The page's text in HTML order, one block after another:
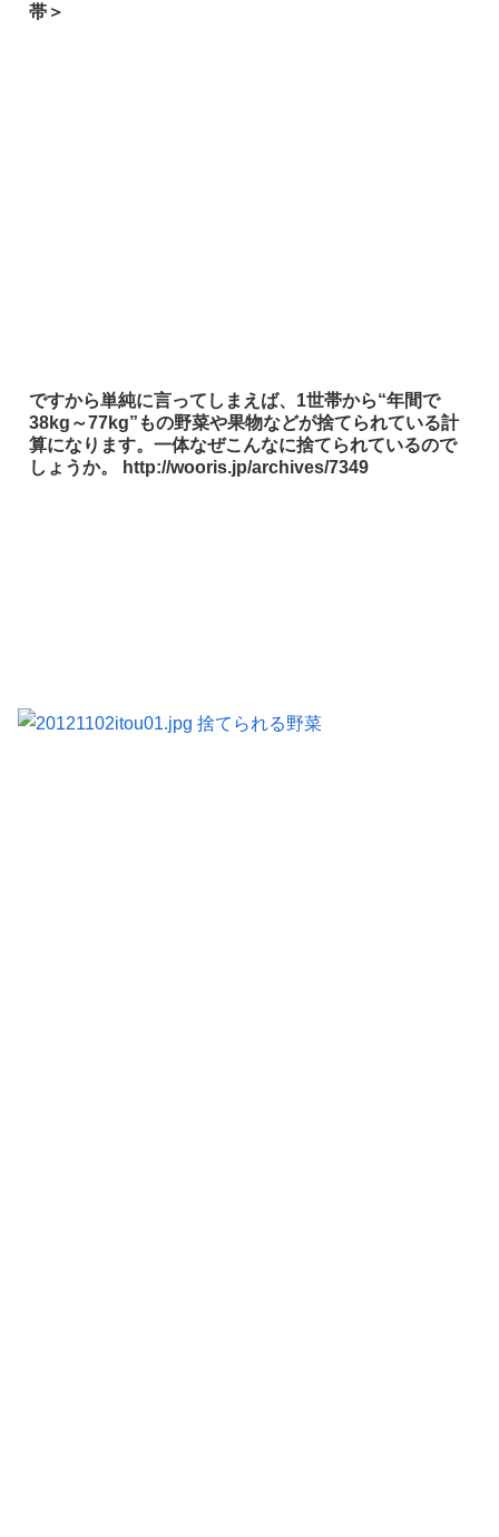
帯＞
ですから単純に言ってしまえば、1世帯から“年間で
38kg～77kg”もの野菜や果物などが捨てられている計
算になります。一体なぜこんなに捨てられているので
しょうか。 http://wooris.jp/archives/7349